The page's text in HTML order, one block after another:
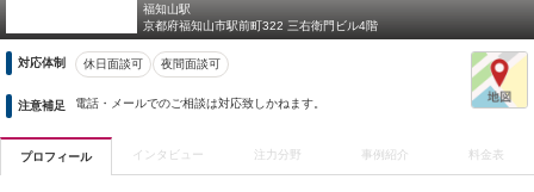
福知山駅
京都府福知山市駅前町322 三右衛門ビル4階
対応体制 休日面談可 夜間面談可
注意補足 電話・メールでのご相談は対応致しかねます。
プロフィール インタビュー 注力分野 事例紹介 料金表